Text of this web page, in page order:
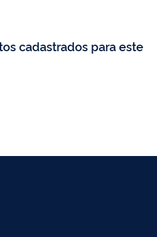
cadastrados para este